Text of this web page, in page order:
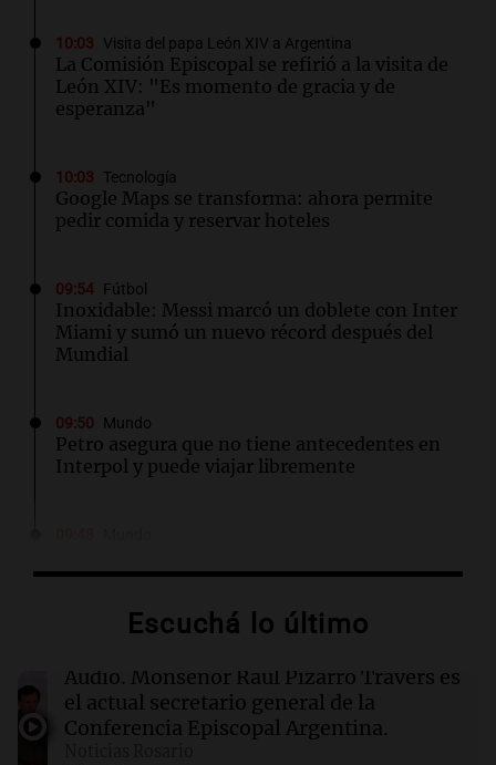
10:03 Visita del papa León XIV a Argentina
La Comisión Episcopal se refirió a la visita de
León XIV: "Es momento de gracia y de
esperanza"
10:03 Tecnología
Google Maps se transforma: ahora permite
pedir comida y reservar hoteles
09:54 Fútbol
Inoxidable: Messi marcó un doblete con Inter
Miami y sumó un nuevo récord después del
Mundial
09:50 Mundo
Petro asegura que no tiene antecedentes en
Interpol y puede viajar libremente
mortal en Múnich que dejó dos muertos
Del semáforo a la universidad: la
conmovedora historia de "El Duende" y su
hija violinista
Escuchá lo último
Audio. Monseñor Raúl Pizarro Travers es
el actual secretario general de la
Conferencia Episcopal Argentina.